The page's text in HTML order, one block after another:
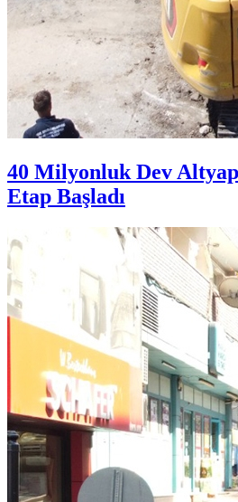
40 Milyonluk Dev
Etap Başladı